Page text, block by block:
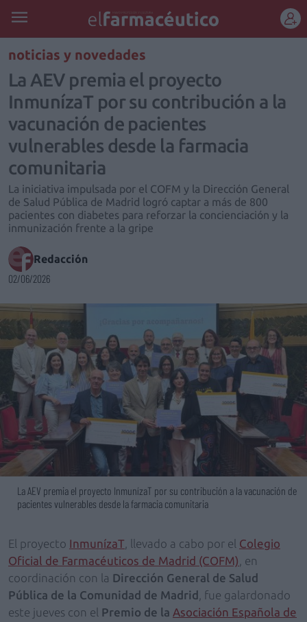
REGÍSTRATE
noticias y novedades
La AEV premia el proyecto
InmunízaT por su contribución a la
vacunación de pacientes
vulnerables desde la farmacia
comunitaria
La iniciativa impulsada por el COFM y la Dirección General
de Salud Pública de Madrid logró captar a más de 800
pacientes con diabetes para reforzar la concienciación y la
inmunización frente a la gripe
Redacción
02/06/2026
La AEV premia el proyecto InmunízaT por su contribución a la vacunación de
pacientes vulnerables desde la farmacia comunitaria
El proyecto InmunízaT , llevado a cabo por el Colegio
Oficial de Farmacéuticos de Madrid (COFM) , en
coordinación con la Dirección General de Salud
Pública de la Comunidad de Madrid , fue galardonado
este jueves con el Premio de la Asociación Española de